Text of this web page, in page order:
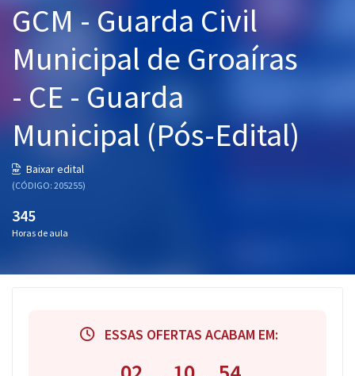
Cursos 20% OFF
Pós
Graduação
OAB
Conteúdo gratuito
Atendimento
GCM - Guarda Civil
Municipal de Groaíras
- CE - Guarda
Municipal (Pós-Edital)
Baixar edital
(CÓDIGO: 205255)
345
Horas de aula
ESSAS OFERTAS ACABAM EM: